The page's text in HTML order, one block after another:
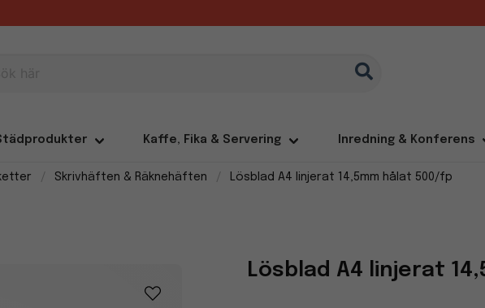
Kaffe, Fika & Servering Inredning & Konferens
Skrivhäften & Räknehäften Lösblad A4 linjerat 14,5mm hålat 500/fp
Lösblad A4 linjerat